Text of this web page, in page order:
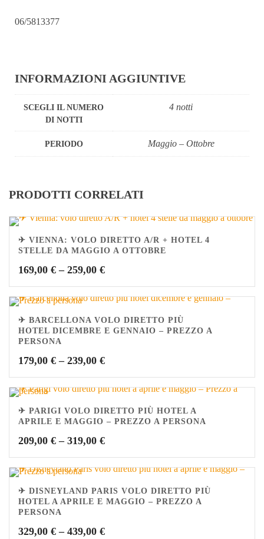
06/5813377
INFORMAZIONI AGGIUNTIVE
SCEGLI IL NUMERO
DI NOTTI
4 notti
PERIODO Maggio – Ottobre
PRODOTTI CORRELATI
✈ VIENNA: VOLO DIRETTO A/R + HOTEL 4
STELLE DA MAGGIO A OTTOBRE
169,00 € – 259,00 €
✈ BARCELLONA VOLO DIRETTO PIÙ
HOTEL DICEMBRE E GENNAIO – PREZZO A
PERSONA
179,00 € – 239,00 €
✈ PARIGI VOLO DIRETTO PIÙ HOTEL A
APRILE E MAGGIO – PREZZO A PERSONA
209,00 € – 319,00 €
✈ DISNEYLAND PARIS VOLO DIRETTO PIÙ
HOTEL A APRILE E MAGGIO – PREZZO A
PERSONA
329,00 € – 439,00 €